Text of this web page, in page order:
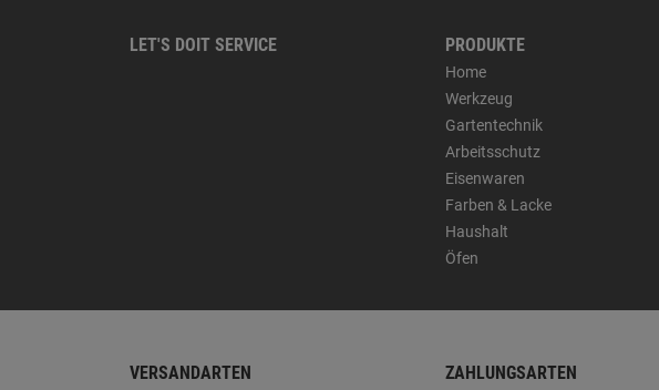
LET'S DOIT SERVICE PRODUKTE
Home
Werkzeug
Gartentechnik
Arbeitsschutz
Eisenwaren
Farben & Lacke
Haushalt
Öfen
VERSANDARTEN ZAHLUNGSARTEN